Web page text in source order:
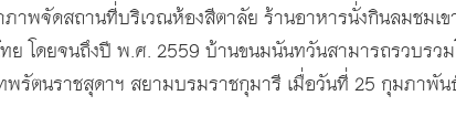
าพจัดสถานที่บริเวณห้องสีตาลัย ร้านอาหารนั่งกินลมชมเ
โดยจนถึงปี พ.ศ. 2559 บ้านขนมนันทวันสามารถรวบรว
รัตนราชสุดาฯ สยามบรมราชกุมารี เมื่อวันที่ 25 กุมภาพั